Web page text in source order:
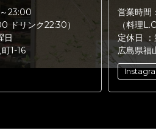
23:00
ドリンク22:30）
日
1-16
営業時間：
（料理
定休日 ：
広島県福